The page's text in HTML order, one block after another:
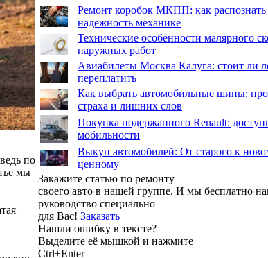
по
мы
Ремонт коробок МКПП: как распознать
надежность механике
Технические особенности малярного
наружных работ
Авиабилеты Москва Калуга: стоит ли
переплатить
Как выбрать автомобильные шины:
страха и лишних слов
Покупка подержанного Renault:
мобильности
Выкуп автомобилей: От старого к
ценному
Закажите статью по ремонту
своего авто в нашей группе. И мы бесплатно
руководство специально
для Вас! Заказать
Нашли ошибку в тексте?
Выделите её мышкой и нажмите
Ctrl+Enter